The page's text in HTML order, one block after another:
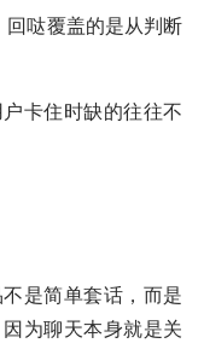
回哒覆盖的是从判断
卡住时缺的往往不
是简单套话，而是
为聊天本身就是关